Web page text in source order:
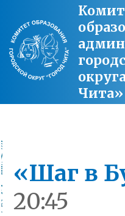
Чита»
«Шаг в
20:45